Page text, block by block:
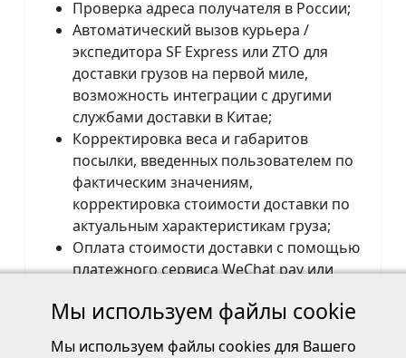
Проверка адреса получателя в России;
Автоматический вызов курьера /
экспедитора SF Express или ZTO для
доставки грузов на первой миле,
возможность интеграции с другими
службами доставки в Китае;
Корректировка веса и габаритов
посылки, введенных пользователем по
фактическим значениям,
корректировка стоимости доставки по
актуальным характеристикам груза;
Оплата стоимости доставки с помощью
платежного сервиса WeChat pay или
Ссылка на документы регистрации в ФИПС:
Свидетельство № 2022666921
Мы используем файлы cookie
Мы используем файлы cookies для Вашего